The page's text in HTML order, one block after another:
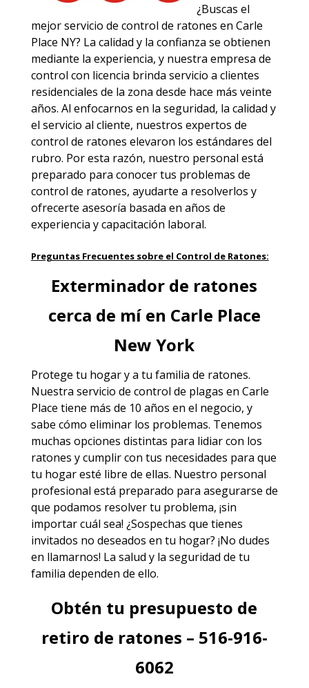
¿Buscas el
mejor servicio de control de ratones en Carle
Place NY? La calidad y la confianza se obtienen
mediante la experiencia, y nuestra empresa de
control con licencia brinda servicio a clientes
residenciales de la zona desde hace más veinte
años. Al enfocarnos en la seguridad, la calidad y
el servicio al cliente, nuestros expertos de
control de ratones elevaron los estándares del
rubro. Por esta razón, nuestro personal está
preparado para conocer tus problemas de
control de ratones, ayudarte a resolverlos y
ofrecerte asesoría basada en años de
experiencia y capacitación laboral.
Preguntas Frecuentes sobre el Control de Ratones:
Exterminador de ratones
cerca de mí en Carle Place
New York
Protege tu hogar y a tu familia de ratones.
Nuestra servicio de control de plagas en Carle
Place tiene más de 10 años en el negocio, y
sabe cómo eliminar los problemas. Tenemos
muchas opciones distintas para lidiar con los
ratones y cumplir con tus necesidades para que
tu hogar esté libre de ellas. Nuestro personal
profesional está preparado para asegurarse de
que podamos resolver tu problema, ¡sin
importar cuál sea! ¿Sospechas que tienes
invitados no deseados en tu hogar? ¡No dudes
en llamarnos! La salud y la seguridad de tu
familia dependen de ello.
Obtén tu presupuesto de
retiro de ratones – 516-916-
6062